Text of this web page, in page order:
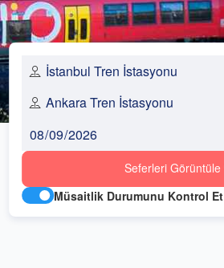
Seferleri Görüntüle
Müsaitlik Durumunu Kontrol Et